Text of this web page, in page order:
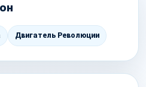
Двигатель Революции